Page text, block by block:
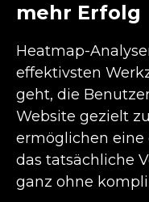
mehr Erfolg
Heatmap-
effektivsten
geht, die
Website gezielt
ermöglichen eine
das tatsächliche
ganz ohne